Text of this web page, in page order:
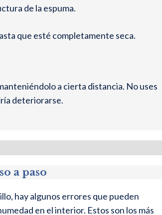
de la espuma.
que esté completamente seca.
a cierta distancia. No uses
deteriorarse.
a paso
hay algunos errores que pueden
en el interior. Estos son los más